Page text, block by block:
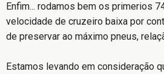
Enfim... rodamos bem os primerios
velocidade de cruzeiro baixa por
de preservar ao máximo pneus,
Estamos levando em consideração